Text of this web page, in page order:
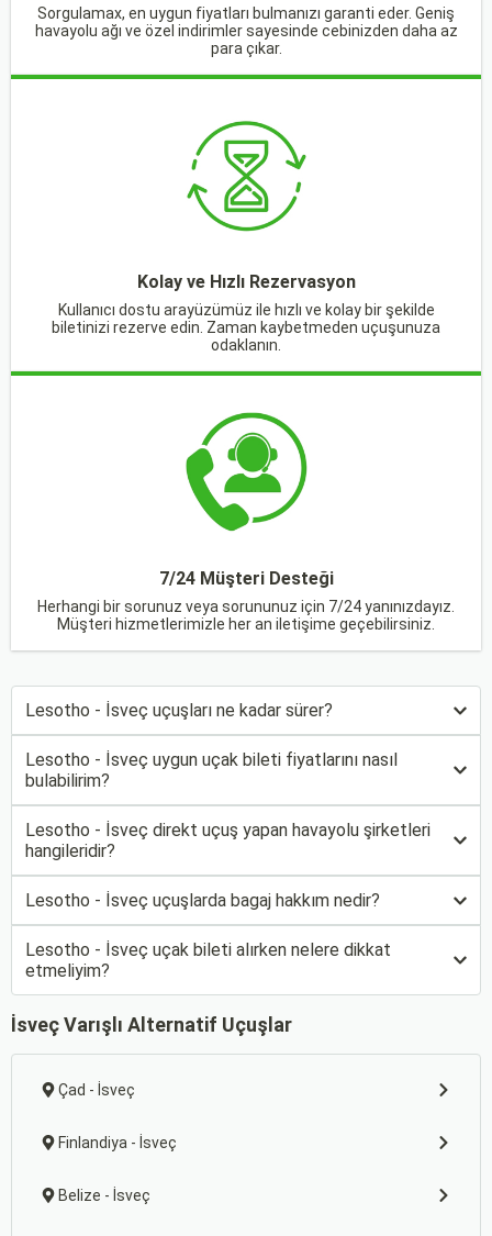
Sorgulamax, en uygun fiyatları bulmanızı garanti eder. Geniş
havayolu ağı ve özel indirimler sayesinde cebinizden daha az
para çıkar.
Kolay ve Hızlı Rezervasyon
Kullanıcı dostu arayüzümüz ile hızlı ve kolay bir şekilde
biletinizi rezerve edin. Zaman kaybetmeden uçuşunuza
odaklanın.
7/24 Müşteri Desteği
Herhangi bir sorunuz veya sorununuz için 7/24 yanınızdayız.
Müşteri hizmetlerimizle her an iletişime geçebilirsiniz.
Lesotho - İsveç uçuşları ne kadar sürer?
Lesotho - İsveç uygun uçak bileti fiyatlarını nasıl
bulabilirim?
Lesotho - İsveç direkt uçuş yapan havayolu şirketleri
hangileridir?
Lesotho - İsveç uçuşlarda bagaj hakkım nedir?
Lesotho - İsveç uçak bileti alırken nelere dikkat
etmeliyim?
İsveç Varışlı Alternatif Uçuşlar
Çad - İsveç
Finlandiya - İsveç
Belize - İsveç